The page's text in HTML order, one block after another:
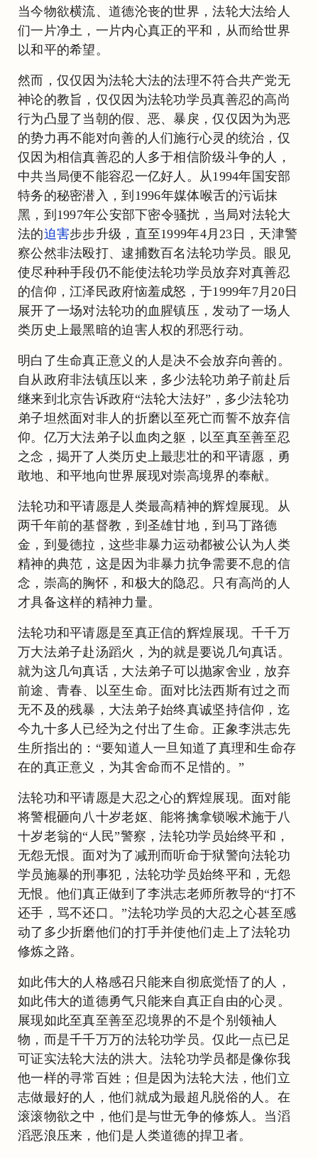
当今物欲横流、道德沦丧的世界，法轮大法给人
们一片净土，一片内心真正的平和，从而给世界
以和平的希望。
然而，仅仅因为法轮大法的法理不符合共产党无
神论的教旨，仅仅因为法轮功学员真善忍的高尚
行为凸显了当朝的假、恶、暴戾，仅仅因为为恶
的势力再不能对向善的人们施行心灵的统治，仅
仅因为相信真善忍的人多于相信阶级斗争的人，
中共当局便不能容忍一亿好人。从1994年国安部
特务的秘密潜入，到1996年媒体喉舌的污诟抹
黑，到1997年公安部下密令骚扰，当局对法轮大
法的迫害步步升级，直至1999年4月23日，天津警
察公然非法殴打、逮捕数百名法轮功学员。眼见
使尽种种手段仍不能使法轮功学员放弃对真善忍
的信仰，江泽民政府恼羞成怒，于1999年7月20日
展开了一场对法轮功的血腥镇压，发动了一场人
类历史上最黑暗的迫害人权的邪恶行动。
明白了生命真正意义的人是决不会放弃向善的。
自从政府非法镇压以来，多少法轮功弟子前赴后
继来到北京告诉政府“法轮大法好”，多少法轮功
弟子坦然面对非人的折磨以至死亡而誓不放弃信
仰。亿万大法弟子以血肉之躯，以至真至善至忍
之念，揭开了人类历史上最悲壮的和平请愿，勇
敢地、和平地向世界展现对崇高境界的奉献。
法轮功和平请愿是人类最高精神的辉煌展现。从
两千年前的基督教，到圣雄甘地，到马丁路德
金，到曼德拉，这些非暴力运动都被公认为人类
精神的典范，这是因为非暴力抗争需要不息的信
念，崇高的胸怀，和极大的隐忍。只有高尚的人
才具备这样的精神力量。
法轮功和平请愿是至真正信的辉煌展现。千千万
万大法弟子赴汤蹈火，为的就是要说几句真话。
就为这几句真话，大法弟子可以抛家舍业，放弃
前途、青春、以至生命。面对比法西斯有过之而
无不及的残暴，大法弟子始终真诚坚持信仰，迄
今九十多人已经为之付出了生命。正象李洪志先
生所指出的：“要知道人一旦知道了真理和生命存
在的真正意义，为其舍命而不足惜的。”
法轮功和平请愿是大忍之心的辉煌展现。面对能
将警棍砸向八十岁老妪、能将擒拿锁喉术施于八
十岁老翁的“人民”警察，法轮功学员始终平和，
无怨无恨。面对为了减刑而听命于狱警向法轮功
学员施暴的刑事犯，法轮功学员始终平和，无怨
无恨。他们真正做到了李洪志老师所教导的“打不
还手，骂不还口。”法轮功学员的大忍之心甚至感
动了多少折磨他们的打手并使他们走上了法轮功
修炼之路。
如此伟大的人格感召只能来自彻底觉悟了的人，
如此伟大的道德勇气只能来自真正自由的心灵。
展现如此至真至善至忍境界的不是个别领袖人
物，而是千千万万的法轮功学员。仅此一点已足
可证实法轮大法的洪大。法轮功学员都是像你我
他一样的寻常百姓；但是因为法轮大法，他们立
志做最好的人，他们就成为最超凡脱俗的人。在
滚滚物欲之中，他们是与世无争的修炼人。当滔
滔恶浪压来，他们是人类道德的捍卫者。